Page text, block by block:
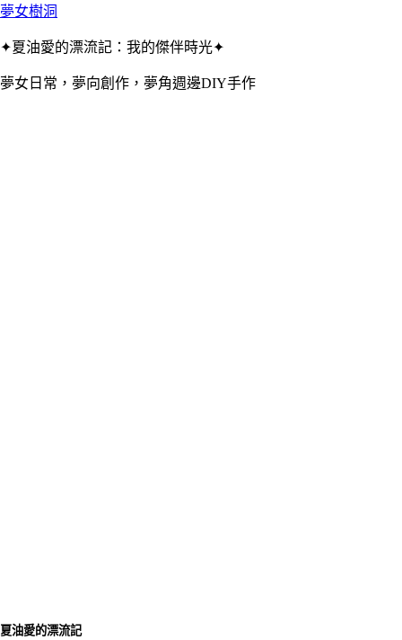
夢女樹洞
✦夏油愛的漂流記：我的傑伴時光✦
夢女日常，夢向創作，夢角週邊DIY手作
夏油愛的漂流記